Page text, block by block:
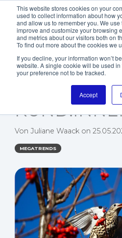
This website stores cookies on your
used to collect information about how
and allow us to remember you. We
improve and customize your browsing
and metrics about our visitors both on
To find out more about the cookies we
If you decline, your information won’t
website. A single cookie will be used
your preference not to be tracked.
Accept
D2C: WIE
SIE IHREN
Von Juliane Waack on
MEGATRENDS